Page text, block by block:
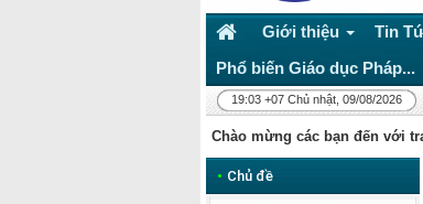
Giới thiệu Tin
Phổ biến Giáo dục Pháp...
19:03 +07 Chủ nhật, 09/08/2026
Chào mừng các bạn đến với
• Chủ đề